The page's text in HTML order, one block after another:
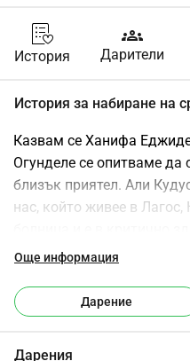
История
groups
Дарители
История за набиране на
Казвам се Ханифа
Огунделе се опитваме да
близък приятел. Али
нас, който живее в Лагос,
преминава през труден
състояние започна през
автомобилна
Още информация
Дарение
Дарения